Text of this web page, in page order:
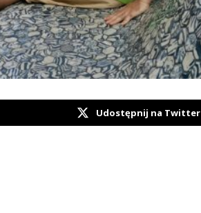
Udostępnij na Twitter